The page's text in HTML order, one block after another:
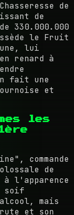
de
de
330.000.000
le Fruit
lui
renard à
fait une
et
les
commande
de
à l'apparence
soif
mais
et son